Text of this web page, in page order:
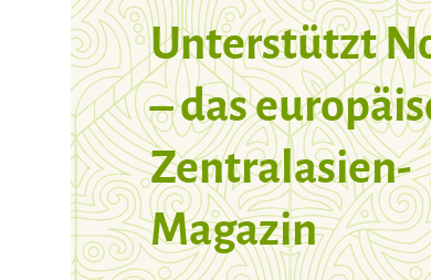
Unterstützt
– das
Zentralasien-
Magazin